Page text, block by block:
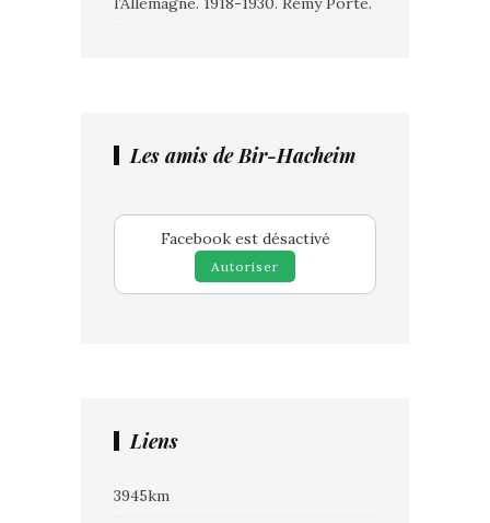
Les amis de Bir-Hacheim
Facebook est désactivé
Autoriser
Liens
3945km